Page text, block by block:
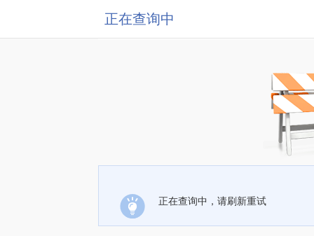
正在查询中
正在查询中，请刷新重试